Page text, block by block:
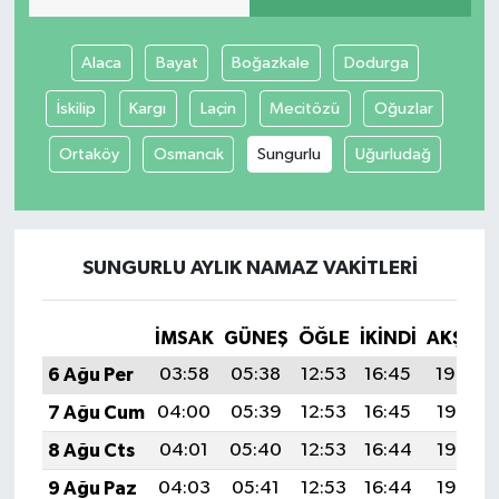
Alaca Bayat Boğazkale Dodurga
İskilip Kargı Laçin Mecitözü Oğuzlar
Ortaköy Osmancık Sungurlu Uğurludağ
SUNGURLU AYLIK NAMAZ VAKITLERI
İMSAK GÜNEŞ ÖĞLE İKINDI
AKŞAM
6 Ağu Per
03:58 05:38 12:53 16:45
19:59
7 Ağu Cum
04:00 05:39 12:53 16:45
19:58
8 Ağu Cts
04:01 05:40 12:53 16:44
19:57
9 Ağu Paz
04:03 05:41 12:53 16:44 19:55